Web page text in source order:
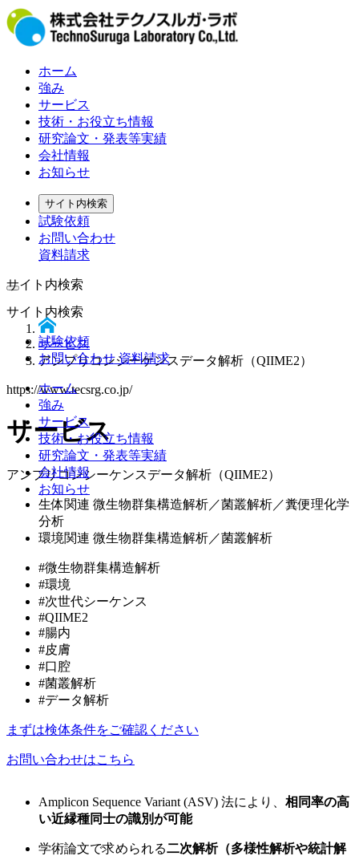
ホーム
強み
サービス
技術・お役立ち情報
研究論文・発表等実績
会社情報
お知らせ
サイト内検索
試験依頼
お問い合わせ
資料請求
サイト内検索
サイト内検索
試験依頼
お問い合わせ 資料請求
ホーム
強み
サービス
技術・お役立ち情報
研究論文・発表等実績
会社情報
お知らせ
サービス
アンプリコンシーケンスデータ解析（QIIME2）
https://www.tecsrg.co.jp/
サービス
アンプリコンシーケンスデータ解析（QIIME2）
生体関連 微生物群集構造解析／菌叢解析／糞便理化学
分析
環境関連 微生物群集構造解析／菌叢解析
#微生物群集構造解析
#環境
#次世代シーケンス
#QIIME2
#腸内
#皮膚
#口腔
#菌叢解析
#データ解析
まずは検体条件をご確認ください
お問い合わせはこちら
Amplicon Sequence Variant (ASV) 法により、 相同率の高
い近縁種同士の識別が可能
学術論文で求められる二次解析（多様性解析や統計解